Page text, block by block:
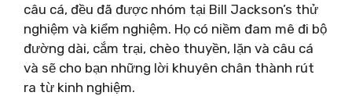
câu cá, đều đã được nhóm tại Bill Jackson’s thử
nghiệm và kiểm nghiệm. Họ có niềm đam mê đi bộ
đường dài, cắm trại, chèo thuyền, lặn và câu cá
và sẽ cho bạn những lời khuyên chân thành rút
ra từ kinh nghiệm.